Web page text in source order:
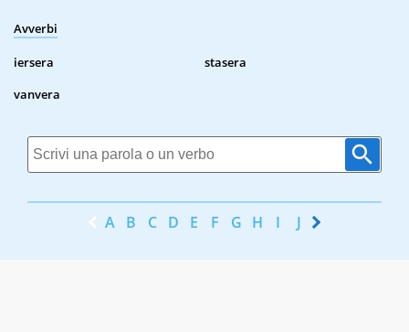
Avverbi
iersera
stasera
vanvera
A B C D E F G H I J K